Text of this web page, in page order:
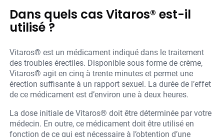
Dans quels cas Vitaros® est-il
utilisé ?
Vitaros® est un médicament indiqué dans le traitement
des troubles érectiles. Disponible sous forme de crème,
Vitaros® agit en cinq à trente minutes et permet une
érection suffisante à un rapport sexuel. La durée de l’effet
de ce médicament est d’environ une à deux heures.
La dose initiale de Vitaros® doit être déterminée par votre
médecin. En outre, ce médicament doit être utilisé en
fonction de ce qui est nécessaire à l’obtention d’une